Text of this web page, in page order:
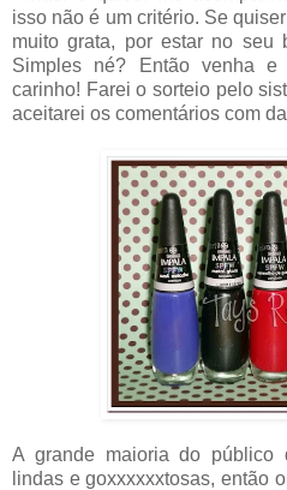
isso não é um critério. Se
muito grata, por estar no seu
Simples né? Então venha
carinho! Farei o sorteio pelo
aceitarei os comentários com
A grande maioria do público
lindas e goxxxxxxtosas, então